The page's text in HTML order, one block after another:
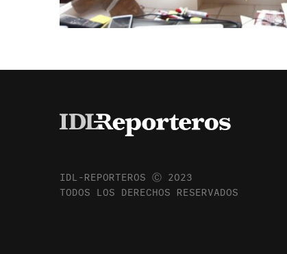
IDL-REPORTEROS Ⓒ 2023
TODOS LOS DERECHOS RESERVADOS